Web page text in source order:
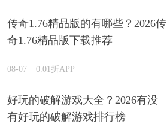
传奇1.76精品版的有哪些？2026传
奇1.76精品版下载推荐
08-07 0.01折APP
好玩的破解游戏大全？2026有没
有好玩的破解游戏排行榜